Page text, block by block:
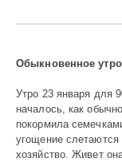
Обыкновенное утро
Утро 23 января для
началось, как
покормила
угощение слетаются
хозяйство. Живет